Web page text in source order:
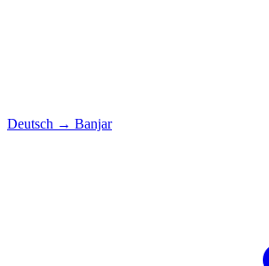
Deutsch → Banjar